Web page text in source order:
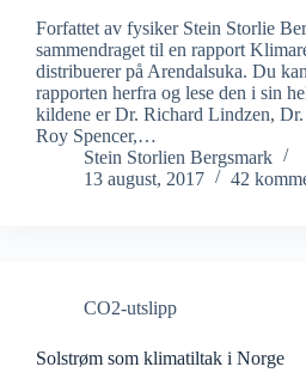
Forfattet av fysiker Stein Storlie
sammendraget til en rapport
distribuerer på Arendalsuka. Du
rapporten herfra og lese den i sin
kildene er Dr. Richard Lindzen,
Roy Spencer,…
Stein Storlien Bergsmark
13 august, 2017
42
CO2-utslipp
Solstrøm som klimatiltak i Norge